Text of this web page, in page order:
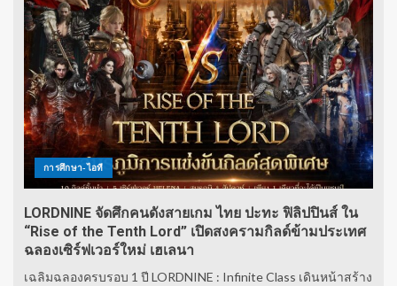
การศึกษา-ไอที
LORDNINE จัดศึกคนดังสายเกม ไทย ปะทะ ฟิลิปปินส์ ใน
“Rise of the Tenth Lord” เปิดสงครามกิลด์ข้ามประเทศ
ฉลองเซิร์ฟเวอร์ใหม่ เฮเลนา
เฉลิมฉลองครบรอบ 1 ปี LORDNINE : Infinite Class เดินหน้าสร้าง